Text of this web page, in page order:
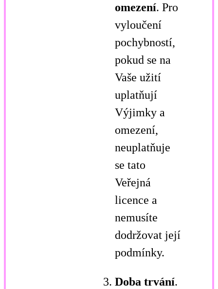
omezení. Pro
vyloučení
pochybností,
pokud se na
Vaše užití
uplatňují
Výjimky a
omezení,
neuplatňuje
se tato
Veřejná
licence a
nemusíte
dodržovat její
podmínky.
Doba trvání.